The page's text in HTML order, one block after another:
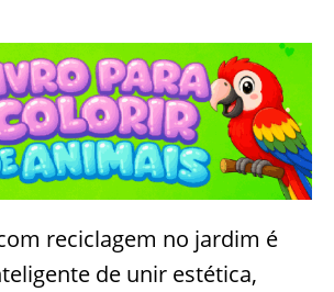
reciclagem no jardim é
de unir estética,